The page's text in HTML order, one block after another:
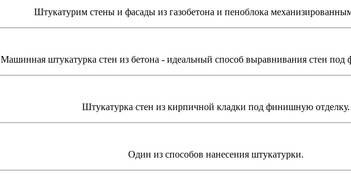
Штукатурим стены и фасады из газобетона и пеноблока
Машинная штукатурка стен из бетона - идеальный способ выравнивания стен
Штукатурка стен из кирпичной кладки под финишную отделку.
Один из способов нанесения штукатурки.